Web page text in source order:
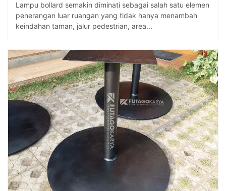
Lampu bollard semakin diminati sebagai salah satu elemen
penerangan luar ruangan yang tidak hanya menambah
keindahan taman, jalur pedestrian, area...